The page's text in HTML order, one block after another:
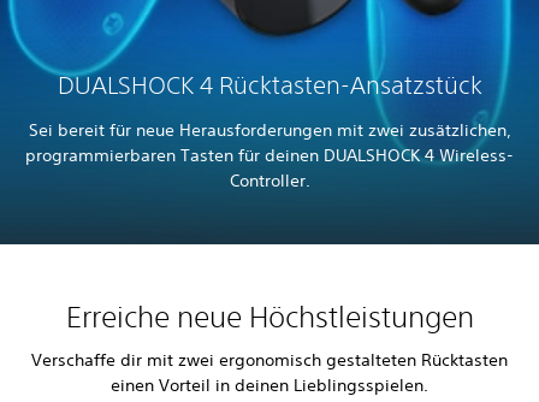
DUALSHOCK 4 Rücktasten-Ansatzstück
Sei bereit für neue Herausforderungen mit zwei zusätzlichen,
programmierbaren Tasten für deinen DUALSHOCK 4 Wireless-
Controller.
Erreiche neue Höchstleistungen
Verschaffe dir mit zwei ergonomisch gestalteten Rücktasten
einen Vorteil in deinen Lieblingsspielen.